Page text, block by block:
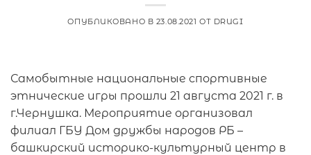
ОПУБЛИКОВАНО В 23.08.2021 ОТ DRUGI
Самобытные национальные спортивные
этнические игры прошли 21 августа 2021 г. в
г.Чернушка. Мероприятие организовал
филиал ГБУ Дом дружбы народов РБ –
башкирский историко-культурный центр в